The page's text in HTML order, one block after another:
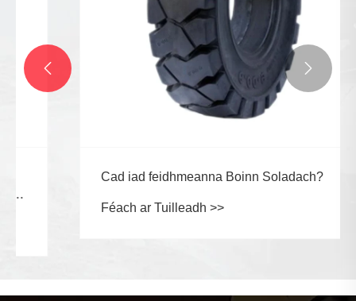
Cad iad feidhmeanna Boinn Soladach?
Féach ar Tuilleadh >>
 